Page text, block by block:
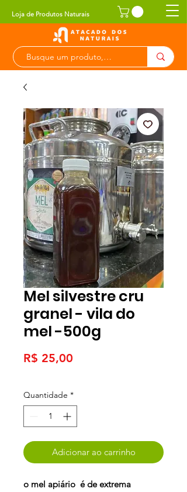
Loja de Produtos Naturais
Mel silvestre cru
granel - vila do
mel -500g
R$ 25,00
Quantidade *
Adicionar ao carrinho
o mel apiário é de extrema